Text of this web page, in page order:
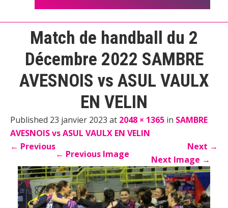
Match de handball du 2
Décembre 2022 SAMBRE
AVESNOIS vs ASUL VAULX
EN VELIN
Published 23 janvier 2023 at 2048 × 1365 in SAMBRE
AVESNOIS vs ASUL VAULX EN VELIN
← Previous Next →
← Previous Image Next Image →